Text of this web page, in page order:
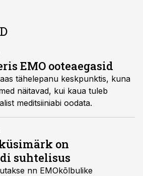
EMO ooteaegasid
tähelepanu keskpunktis, kuna
näitavad, kui kaua tuleb
meditsiiniabi oodata.
on
suhtelisus
nn EMOkõlbulike